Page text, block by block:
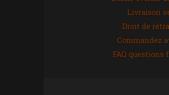
Livraison
Droit de
Commandez
FAQ questions